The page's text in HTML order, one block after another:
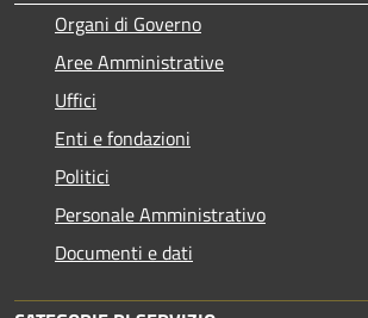
Organi di Governo
Aree Amministrative
Uffici
Enti e fondazioni
Politici
Personale Amministrativo
Documenti e dati